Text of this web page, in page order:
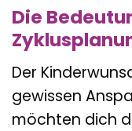
Die
Der
gewissen
möchten dich